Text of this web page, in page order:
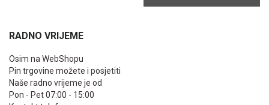
RADNO VRIJEME
Osim na WebShopu
Pin trgovine možete i posjetiti
Naše radno vrijeme je od
Pon - Pet 07:00 - 15:00